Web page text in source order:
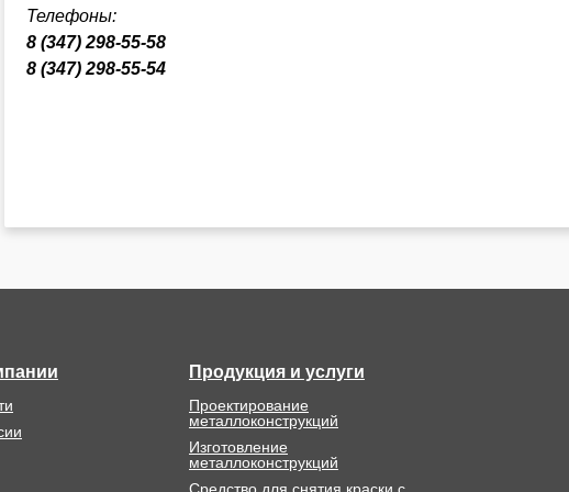
Телефоны:
8 (347) 298-55-58
8 (347) 298-55-54
Продукция и услуги
Проектирование
металлоконструкций
Изготовление
металлоконструкций